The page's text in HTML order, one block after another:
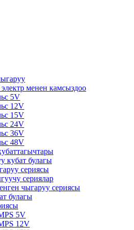
менен камсыздоо
5V
12V
15V
24V
36V
48V
кубат булагы
сериясы
сериялар
чыгаруу сериясы
булагы
5V
12V